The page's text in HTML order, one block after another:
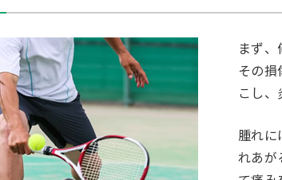
まず、
その損
こし、
腫れに
れあが